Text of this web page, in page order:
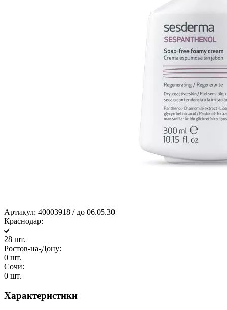
Артикул: 40003918 / до 06.05.30
Краснодар:
28 шт.
Ростов-на-Дону:
0 шт.
Сочи:
0 шт.
Характеристики